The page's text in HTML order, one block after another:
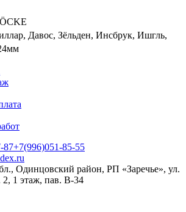
, Давос, Зёльден, Инсбрук, Ишгль,
87+7(996)051-85-55
Одинцовский район, РП «Заречье», ул.
2, 1 этаж, пав. B-34